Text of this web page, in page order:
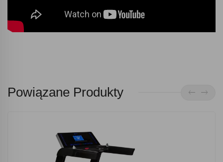
Powiązane Produkty